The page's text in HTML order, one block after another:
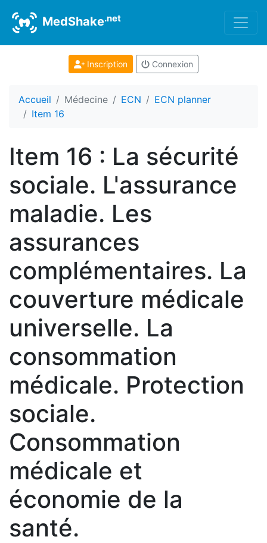
MedShake.net
Inscription Connexion
Accueil Médecine ECN
ECN planner
Item 16
Item 16 : La sécurité
sociale. L'assurance
maladie. Les
assurances
complémentaires. La
couverture médicale
universelle. La
consommation
médicale. Protection
sociale.
Consommation
médicale et
économie de la
santé.